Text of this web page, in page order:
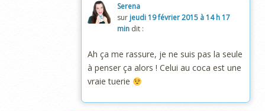
Serena
sur jeudi 19 février 2015 à 14 h 17
min dit :
Ah ça me rassure, je ne suis pas la seule
à penser ça alors ! Celui au coca est une
vraie tuerie